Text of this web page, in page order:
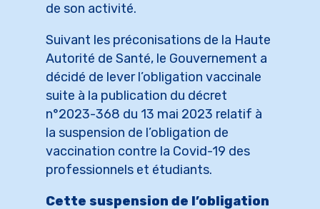
de son activité.
Suivant les préconisations de la Haute
Autorité de Santé, le Gouvernement a
décidé de lever l’obligation vaccinale
suite à la publication du décret
n°2023-368 du 13 mai 2023 relatif à
la suspension de l’obligation de
vaccination contre la Covid-19 des
professionnels et étudiants.
Cette suspension de l’obligation